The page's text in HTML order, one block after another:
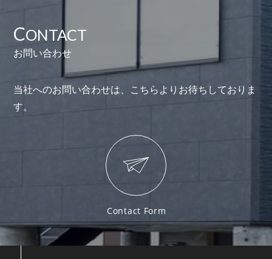
CONTACT
お問い合わせ
当社へのお問い合わせは、こちらよりお待ちしておりま
す。